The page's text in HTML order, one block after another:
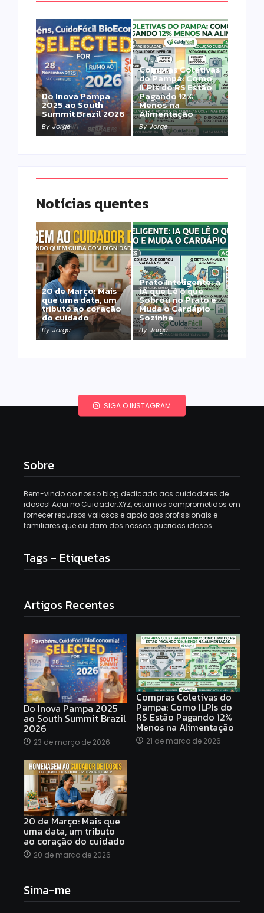
Do Inova Pampa
2025 ao South
Summit Brazil 2026
By Jorge
Compras Coletivas
do Pampa: Como
ILPIs do RS Estão
Pagando 12%
Menos na
Alimentação
By Jorge
Notícias quentes
20 de Março: Mais
que uma data, um
tributo ao coração
do cuidado
By Jorge
Prato Inteligente: a
IA que Lê o que
Sobrou no Prato e
Muda o Cardápio
Sozinha
By Jorge
SIGA O INSTAGRAM
Sobre
Bem-vindo ao nosso blog dedicado aos cuidadores de
idosos! Aqui no Cuidador.XYZ, estamos comprometidos em
fornecer recursos valiosos e apoio aos profissionais e
familiares que cuidam dos nossos queridos idosos.
Tags - Etiquetas
Artigos Recentes
Do Inova Pampa 2025
ao South Summit Brazil
2026
23 de março de 2026
Compras Coletivas do
Pampa: Como ILPIs do
RS Estão Pagando 12%
Menos na Alimentação
21 de março de 2026
20 de Março: Mais que
uma data, um tributo
ao coração do cuidado
20 de março de 2026
Sima-me